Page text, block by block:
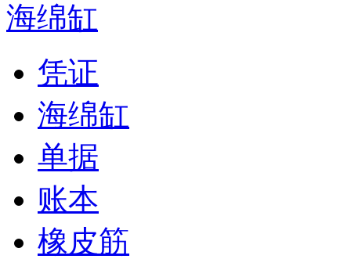
海绵缸
凭证
海绵缸
单据
账本
橡皮筋